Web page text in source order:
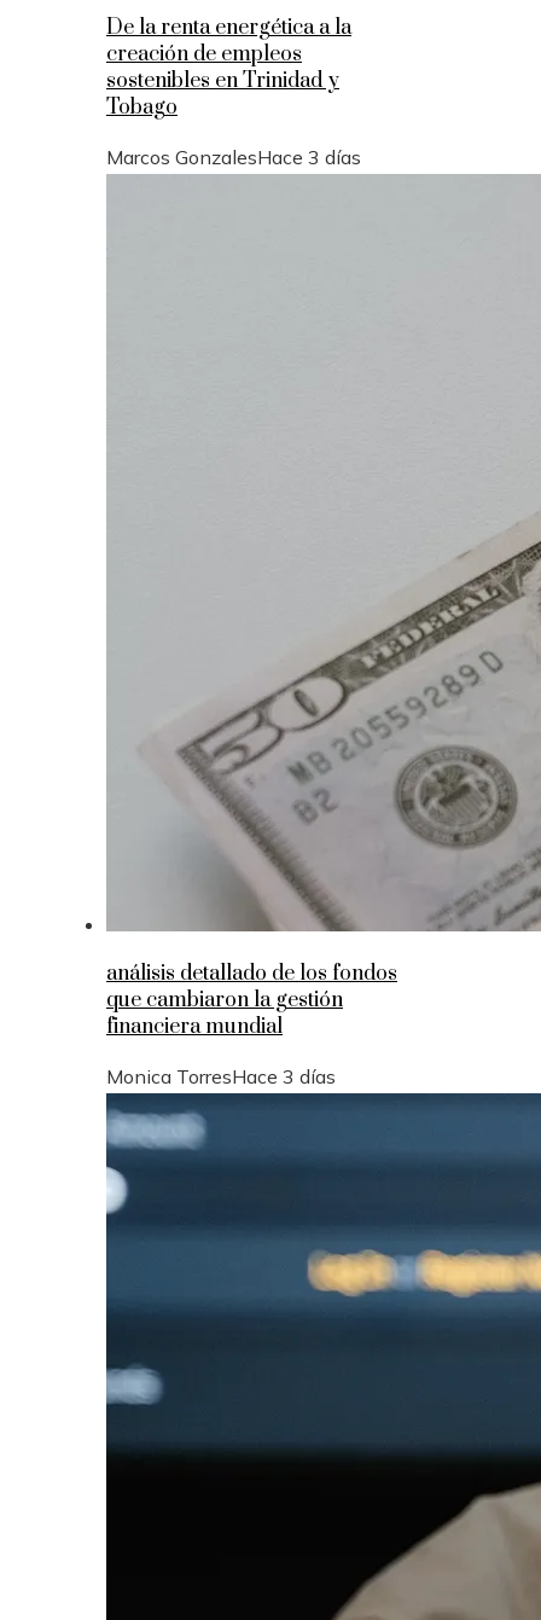
De la renta energética a la
creación de empleos
sostenibles en Trinidad y
Tobago
Marcos GonzalesHace 3 días
análisis detallado de los fondos
que cambiaron la gestión
financiera mundial
Monica TorresHace 3 días